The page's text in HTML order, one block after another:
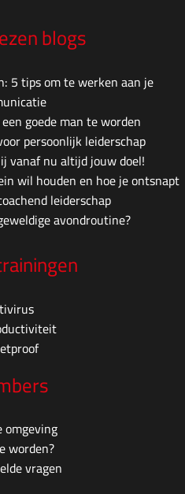
blogs
5 tips om te werken aan je
goede man te worden
persoonlijk leiderschap
vanaf nu altijd jouw doel!
wil houden en hoe je ontsnapt
leiderschap
avondroutine?
worden?
vragen